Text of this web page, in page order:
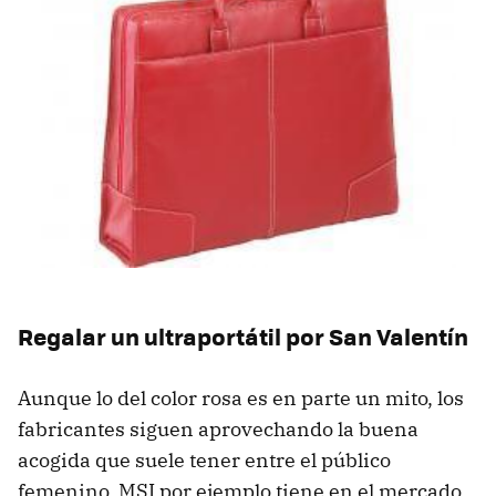
Regalar un ultraportátil por San Valentín
Aunque lo del color rosa es en parte un mito, los
fabricantes siguen aprovechando la buena
acogida que suele tener entre el público
femenino. MSIpor ejemplo tiene en el mercado